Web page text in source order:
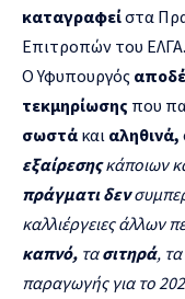
καταγραφείστα
Επιτροπών του ΕΛΓΑ.
Ο Υφυπουργός
τεκμηρίωσης που
σωστά και αληθινά,
εξαίρεσηςκάποιων
πράγματι δεν
καλλιέργειες άλλων
καπνό, τασιτηρά, τα
παραγωγής για το 202